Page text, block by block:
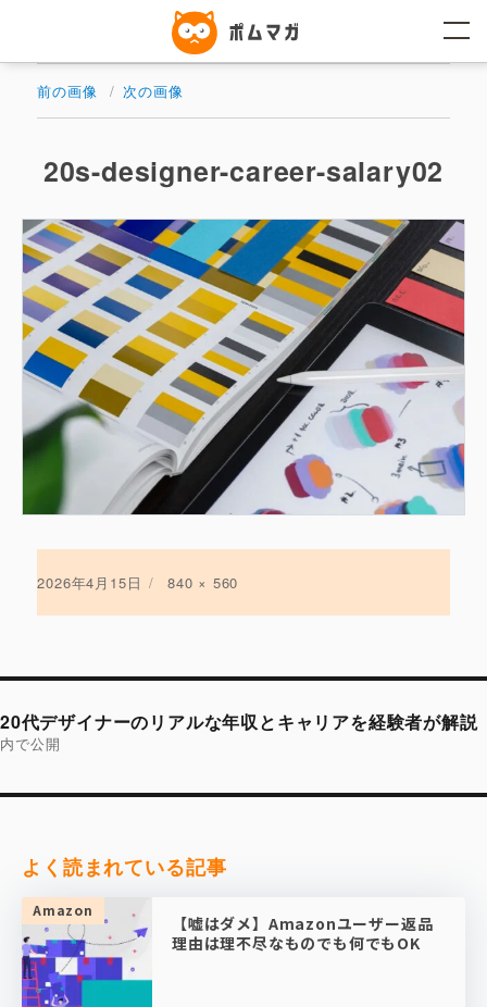
ン
前の画像 次の画像
20s-designer-career-salary02
投
2026年4月15日
フ
ズ
840 × 560
投
ナ
ビ
ゲ
シ
20代デザイナーのリアルな年収とキャリアを経験者が解説
内で公開
よく読まれている記事
Amazon
【嘘はダメ】Amazonユーザー返品
理由は理不尽なものでも何でもOK